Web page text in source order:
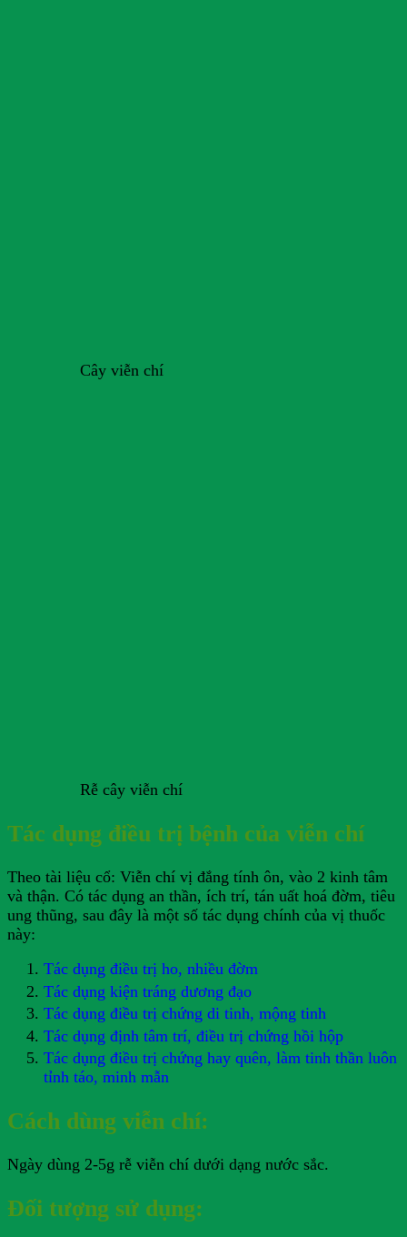
Cây viễn chí
Rễ cây viễn chí
Tác dụng điều trị bệnh của viễn chí
Theo tài liệu cổ: Viễn chí vị đắng tính ôn, vào 2 kinh tâm
và thận. Có tác dụng an thần, ích trí, tán uất hoá đờm, tiêu
ung thũng, sau đây là một số tác dụng chính của vị thuốc
này:
Tác dụng điều trị ho, nhiều đờm
Tác dụng kiện tráng dương đạo
Tác dụng điều trị chứng di tinh, mộng tinh
Tác dụng định tâm trí, điều trị chứng hồi hộp
Tác dụng điều trị chứng hay quên, làm tinh thần luôn
tỉnh táo, minh mẫn
Cách dùng viễn chí:
Ngày dùng 2-5g rễ viễn chí dưới dạng nước sắc.
Đối tượng sử dụng: